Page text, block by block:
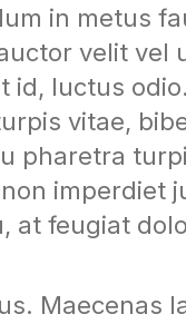
in metus
velit vel
id, luctus
vitae,
pharetra
imperdiet
at feugiat
Maecenas